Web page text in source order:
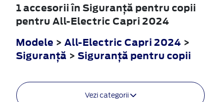
1 accesorii în Siguranţă pentru copii
pentru All-Electric Capri 2024
Modele > All-Electric Capri 2024 >
Siguranţă > Siguranţă pentru copii
Vezi categorii